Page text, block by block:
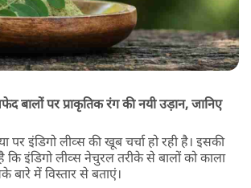
बालों पर प्राकृतिक रंग की नयी उड़ान, जानिए
पर इंडिगो लीव्स की खूब चर्चा हो रही है। इसकी
इंडिगो लीव्स नेचुरल तरीके से बालों को काला
में विस्तार से बताएं।